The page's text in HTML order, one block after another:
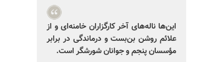
این‌ها ناله‌های آخر کارگزاران خامنه‌ای و از
علائم روشن بن‌بست و درماندگی در برابر
مؤسسان پنجم و جوانان شورشگر است.